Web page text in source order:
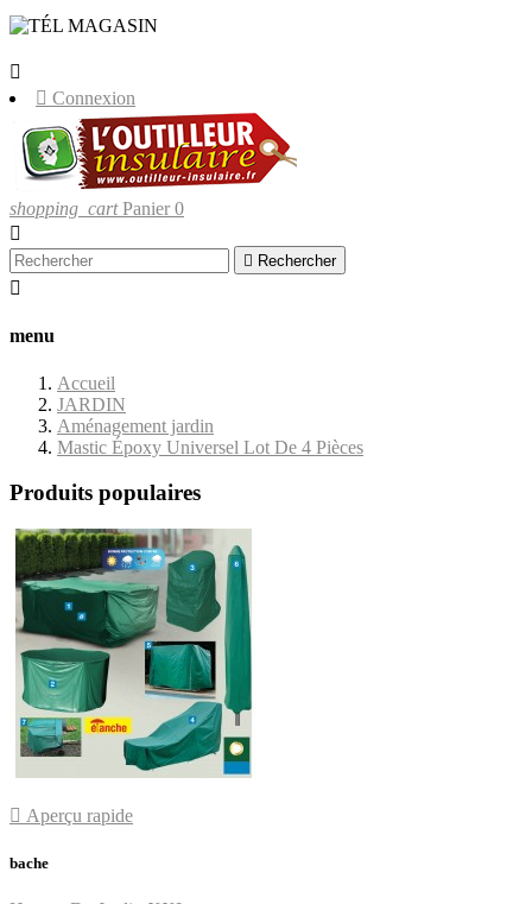

 Connexion
shopping_cart Panier 0

 Rechercher

menu
Accueil
JARDIN
Aménagement jardin
Mastic Époxy Universel Lot De 4 Pièces
Produits populaires
 Aperçu rapide
bache